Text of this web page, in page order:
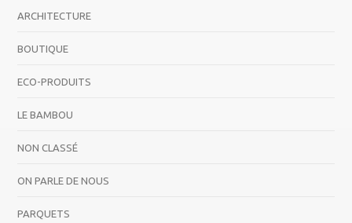
ARCHITECTURE
BOUTIQUE
ECO-PRODUITS
LE BAMBOU
NON CLASSÉ
ON PARLE DE NOUS
PARQUETS